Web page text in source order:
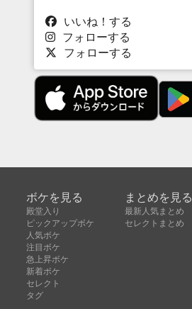
いいね！する
フォローする
フォローする
ボケを見る
殿堂入り
ピックアップボケ
人気ボケ
注目ボケ
急上昇ボケ
新着ボケ
セレクト
タグ
まとめを見る
最新人気まとめ
セレクトまとめ